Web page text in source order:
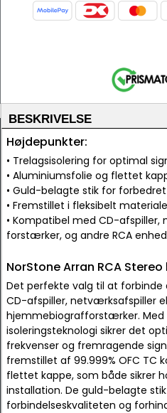
BESKRIVELSE
Højdepunkter:
• Trelagsisolering for optimal
• Aluminiumsfolie og flettet
• Guld-belagte stik for
• Fremstillet i fleksibelt
• Kompatibel med CD-afspiller,
forstærker, og andre RCA
NorStone Arran RCA Stereo
Det perfekte valg til at forbinde
CD-afspiller, netværksafspiller
hjemmebiografforstærker. Med
isoleringsteknologi sikrer det
frekvenser og fremragende
fremstillet af 99.999% OFC TC
flettet kappe, som både sikrer
installation. De guld-belagte
forbindelseskvaliteten og